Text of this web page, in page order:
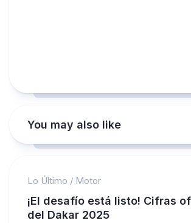
You may also like
Lo Último / Motor
¡El desafío está listo! Cifras
del Dakar 2025